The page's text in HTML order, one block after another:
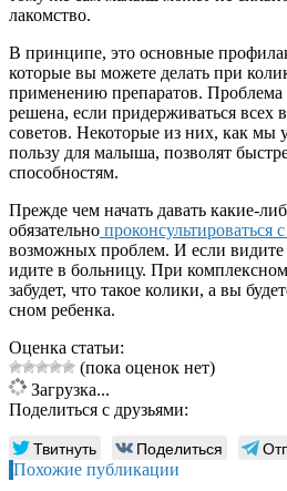
лакомство.
В принципе, это основные
которые вы можете делать при
применению препаратов.
решена, если придерживаться
советов. Некоторые из них, как мы
пользу для малыша, позволят
способностям.
Прежде чем начать давать какие-
обязательно проконсультироваться
возможных проблем. И если видите
идите в больницу. При
забудет, что такое колики, а вы
сном ребенка.
Оценка статьи:
(пока оценок нет)
Загрузка...
Поделиться с друзьями:
Твитнуть Поделиться
Похожие публикации